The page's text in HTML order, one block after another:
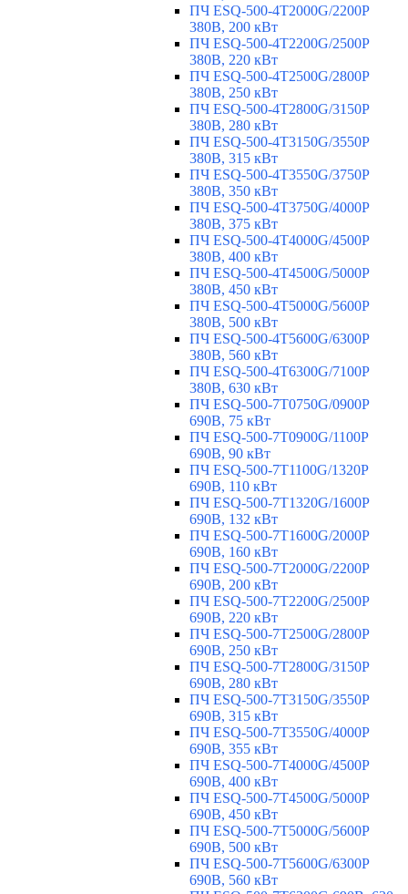
ПЧ ESQ-500-4T2000G/2200P
380В, 200 кВт
ПЧ ESQ-500-4T2200G/2500P
380В, 220 кВт
ПЧ ESQ-500-4T2500G/2800P
380В, 250 кВт
ПЧ ESQ-500-4T2800G/3150P
380В, 280 кВт
ПЧ ESQ-500-4T3150G/3550P
380В, 315 кВт
ПЧ ESQ-500-4T3550G/3750P
380В, 350 кВт
ПЧ ESQ-500-4T3750G/4000P
380В, 375 кВт
ПЧ ESQ-500-4T4000G/4500P
380В, 400 кВт
ПЧ ESQ-500-4T4500G/5000P
380В, 450 кВт
ПЧ ESQ-500-4T5000G/5600P
380В, 500 кВт
ПЧ ESQ-500-4T5600G/6300P
380В, 560 кВт
ПЧ ESQ-500-4T6300G/7100P
380В, 630 кВт
ПЧ ESQ-500-7T0750G/0900P
690В, 75 кВт
ПЧ ESQ-500-7T0900G/1100P
690В, 90 кВт
ПЧ ESQ-500-7T1100G/1320P
690В, 110 кВт
ПЧ ESQ-500-7T1320G/1600P
690В, 132 кВт
ПЧ ESQ-500-7T1600G/2000P
690В, 160 кВт
ПЧ ESQ-500-7T2000G/2200P
690В, 200 кВт
ПЧ ESQ-500-7T2200G/2500P
690В, 220 кВт
ПЧ ESQ-500-7T2500G/2800P
690В, 250 кВт
ПЧ ESQ-500-7T2800G/3150P
690В, 280 кВт
ПЧ ESQ-500-7T3150G/3550P
690В, 315 кВт
ПЧ ESQ-500-7T3550G/4000P
690В, 355 кВт
ПЧ ESQ-500-7T4000G/4500P
690В, 400 кВт
ПЧ ESQ-500-7T4500G/5000P
690В, 450 кВт
ПЧ ESQ-500-7T5000G/5600P
690В, 500 кВт
ПЧ ESQ-500-7T5600G/6300P
690В, 560 кВт